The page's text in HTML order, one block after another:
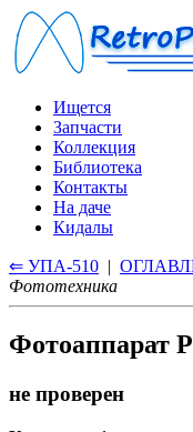
Ищется
Запчасти
Коллекция
Библиотека
Контакты
На даче
Кидалы
⇐ УПА-510 |
Фототехника
Фотоаппарат
не проверен